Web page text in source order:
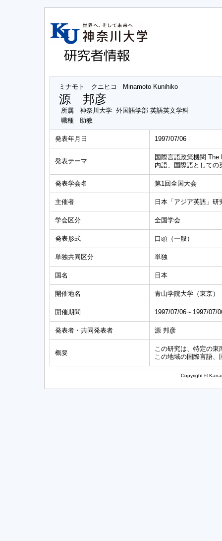
ミナモト クニヒコ Minamoto Kunihiko
源 邦彦
所属
神奈川大学 外国語学部 英語英文学科
職種
助教
発表年月日 1997/07/06
発表テーマ
国際言語政策機関
内語、国際語としての
発表学会名 第1回全国大会
主催者 日本「アジア英語」研
学会区分 全国学会
発表形式 口頭（一般）
単独共同区分 単独
国名 日本
開催地名 青山学院大学（東京）
開催期間 1997/07/06～1997/07/
発表者・共同発表者 源 邦彦
概要
この研究は、特定の東
この地域の国際言語
Copyright ©